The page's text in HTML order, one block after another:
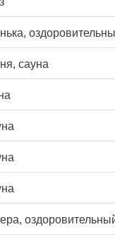
сауна